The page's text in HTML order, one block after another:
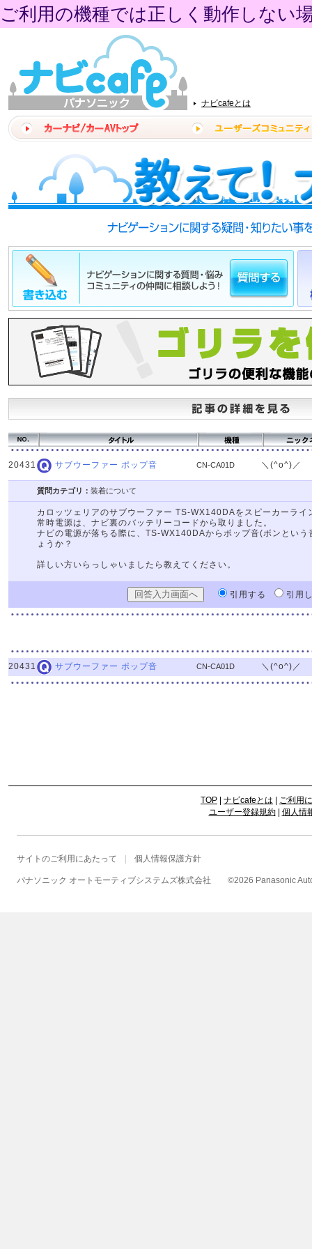
ご利用の機種では正しく動作しない
ナビcafeとは
20431 サブウーファー ポップ音 CN-CA01D ＼(^o^)／
質問カテゴリ： 装着について
カロッツェリアのサブウーファー TS-WX140DAをスピーカーライ
常時電源は、ナビ裏のバッテリーコードから取りました。
ナビの電源が落ちる際に、TS-WX140DAからポップ音(ボンとい
ょうか？
詳しい方いらっしゃいましたら教えてください。
引用する 引用
20431 サブウーファー ポップ音 CN-CA01D ＼(^o^)／
TOP ナビcafeとは
ご利用
ユーザー登録規約| 個人情
サイトのご利用にあたって 個人情報保護方針
パナソニック オートモーティブシステムズ株式会社 ©2026 Panasonic